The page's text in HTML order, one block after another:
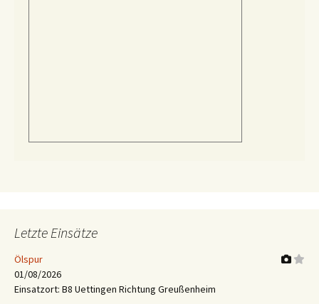
Letzte Einsätze
Ölspur
01/08/2026
Einsatzort: B8 Uettingen Richtung Greußenheim